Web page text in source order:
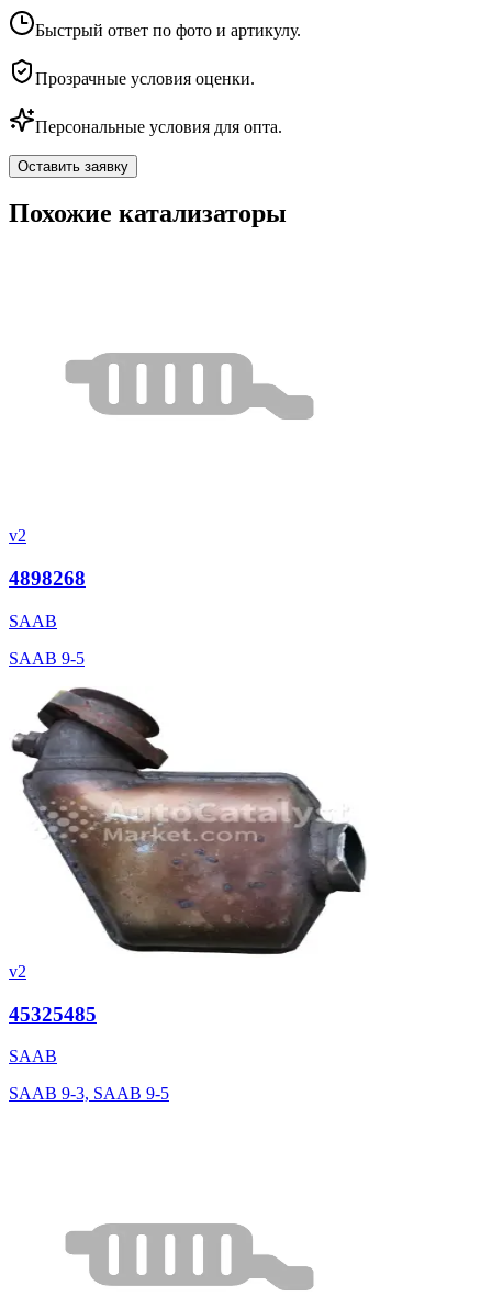
Быстрый ответ по фото и артикулу.
Прозрачные условия оценки.
Персональные условия для опта.
Оставить заявку
Похожие катализаторы
v2
4898268
SAAB
SAAB 9-5
v2
45325485
SAAB
SAAB 9-3, SAAB 9-5